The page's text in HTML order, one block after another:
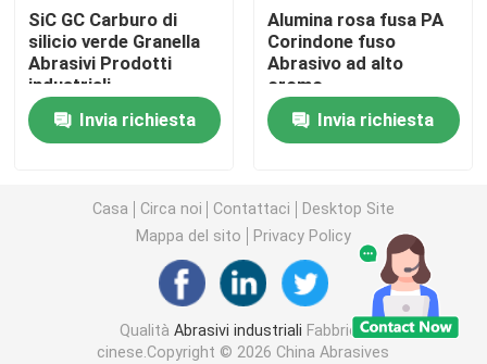
Inserzioni del carburo
Abrasivi a legame con resina
Abrasivi legati al metallo
Strumento di misura dei cuscinetti
Abrasivi con legame vitrificato
SiC GC Carburo di
silicio verde Granella
Abrasivi Prodotti
industriali
Invia richiesta
Alumina rosa fusa PA
Corindone fuso
Abrasivo ad alto
cromo
Invia richiesta
Casa Circa noi Contattaci
Desktop Site
Mappa del sito
Privacy Policy
QualitàAbrasivi industriali Fabbrica
cinese.Copyright © 2026 China Abrasives